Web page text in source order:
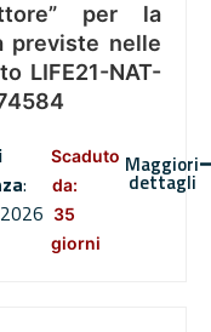
per la
previste nelle
LIFE21-NAT-
:
Scaduto
da:
35
giorni
Maggiori
dettagli